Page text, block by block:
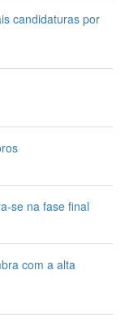
candidaturas por
se na fase final
com a alta